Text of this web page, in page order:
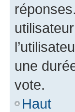
une
vote.
Haut